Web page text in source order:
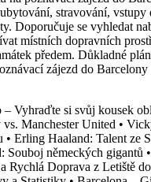
stravování, vstupy
Doporučuje se vyhledat
místních dopravních
předem. Důkladné
zájezd do
– Vyhraďte si svůj kousek
Manchester United •
• Erling Haaland: Talent ze
Souboj německých gigantů •
Rychlá Doprava z Letiště